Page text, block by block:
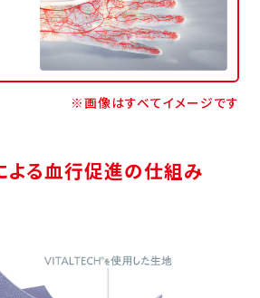
※画像はすべてイメージです
よる血行促進の仕組み